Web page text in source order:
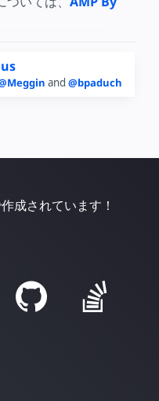
and @bpaduch
成されています！